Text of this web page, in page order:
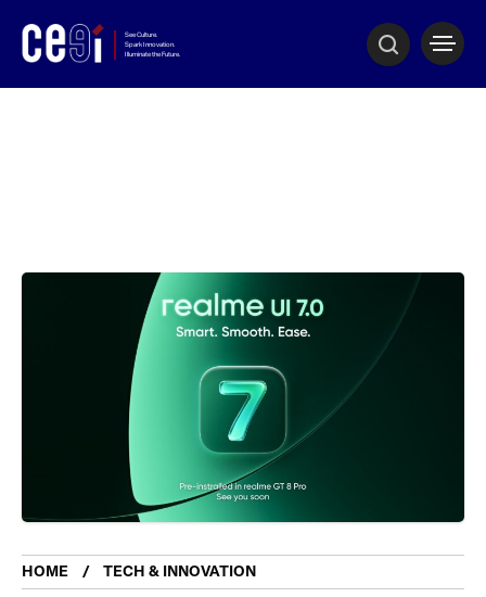
HOME TECH & INNOVATION